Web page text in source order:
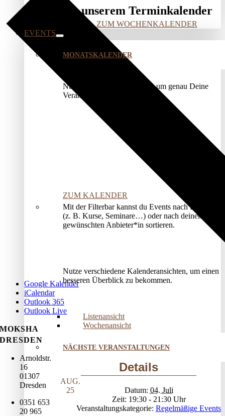
unserem Terminkalender
ZUM WOCHENKALENDER
EVENTS
MONATSKALENDER
Nutze unser Kalendermodul, um genau Deine
Veranstaltung zu finden.
ZUM KALENDER
Mit der Filterbar kannst du Events nach Kategorien
(z. B. Kurse, Seminare…) oder nach deinem*r
gewünschten Anbieter*in sortieren.
Nutze verschiedene Kalenderansichten, um einen
besseren Überblick zu bekommen.
Listenansicht
Wochenansicht
NÄCHSTE VERANSTALTUNGEN
AUG.
25
Google Kalender
iCalendar
Outlook 365
Outlook Live
Details
Datum: 04. Juli
Zeit: 19:30 - 21:30
Veranstaltungskategorie: Regelmäßige Events
MOKSHA
DRESDEN
Arnoldstr.
16
01307
Dresden
0351 653
20 965